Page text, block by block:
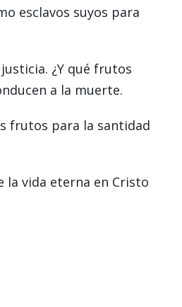
esclavos suyos para
¿Y qué frutos
a la muerte.
frutos para la santidad
la vida eterna en Cristo